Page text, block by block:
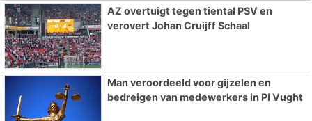
AZ overtuigt tegen tiental PSV en
verovert Johan Cruijff Schaal
Man veroordeeld voor gijzelen en
bedreigen van medewerkers in PI Vught